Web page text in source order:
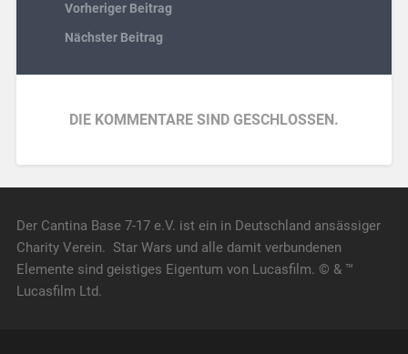
Vorheriger Beitrag
Nächster Beitrag
DIE KOMMENTARE SIND GESCHLOSSEN.
Der Cantina Base 7-17 e.V. ist ein in Deutschland ansässiger
Charity Verein. Star Wars und alle damit verbundenen
Elemente sind geistiges Eigentum von Lucasfilm. © & ™
Lucasfilm Ltd.